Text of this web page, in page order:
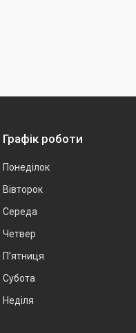
Графік роботи
Понеділок
Вівторок
Середа
Четвер
Пʼятниця
Субота
Неділя